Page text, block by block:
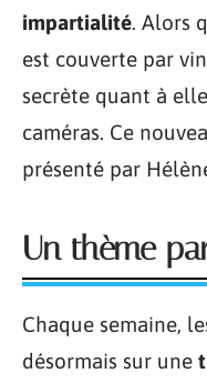
impartialité. Alors
est couverte par
secrète quant à
caméras. Ce
présenté par
Un thème
Chaque semaine,
désormais sur une